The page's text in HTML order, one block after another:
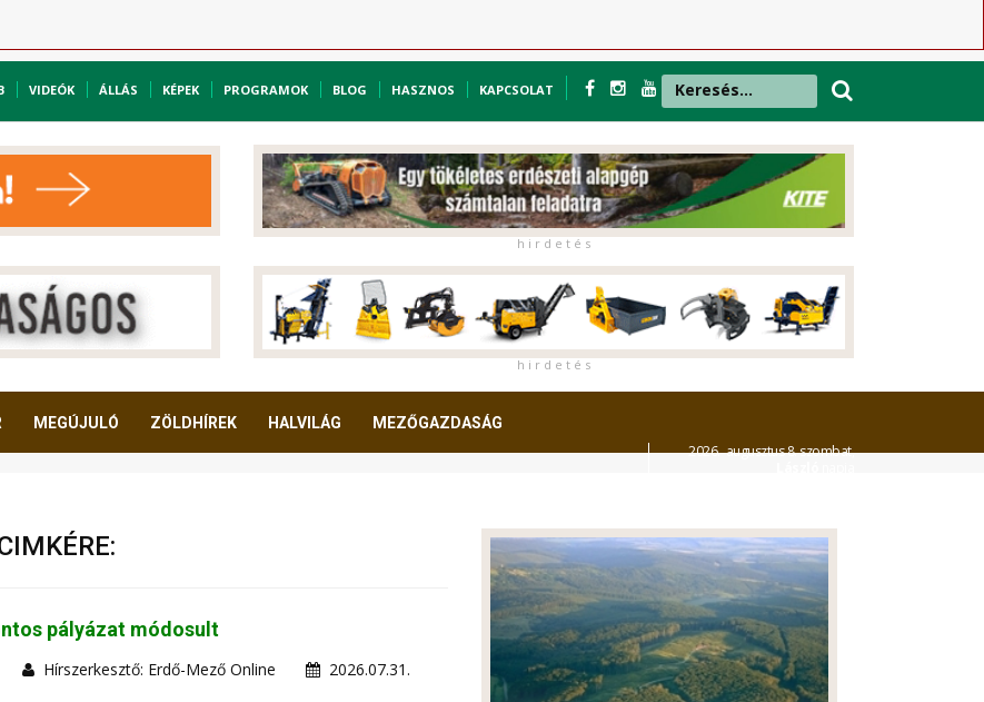
VIDEÓK ÁLLÁS KÉPEK PROGRAMOK BLOG HASZNOS KAPCSOLAT
h i r d e t é s
h i r d e t é s
MEGÚJULÓ ZÖLDHÍREK HALVILÁG MEZŐGAZDASÁG
2026. augusztus 8. szombat,
pályázat módosult
Hírszerkesztő: Erdő-Mező Online 2026.07.31.